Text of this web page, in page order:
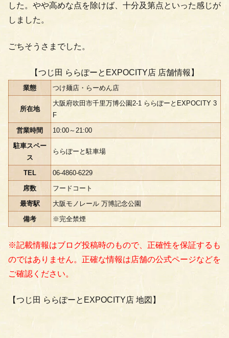
した。やや高めな点を除けば、十分及第点といった感じが
しました。
ごちそうさまでした。
【つじ田 ららぽーとEXPOCITY店 店舗情報】
業態 つけ麺店・らーめん店
所在地
大阪府吹田市千里万博公園2-1 ららぽーとEXPOCITY 3
F
営業時間
10:00～21:00
駐車スペー
ス
ららぽーと駐車場
TEL
06-4860-6229
席数
フードコート
最寄駅
大阪モノレール 万博記念公園
備考
※完全禁煙
※記載情報はブログ投稿時のもので、正確性を保証するも
のではありません。正確な情報は店舗の公式ページなどを
ご確認ください。
【つじ田 ららぽーとEXPOCITY店 地図】